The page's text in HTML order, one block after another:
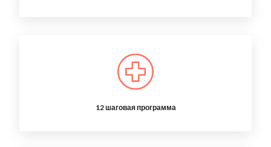
12 шаговая программа